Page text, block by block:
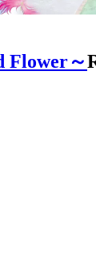
Flower～